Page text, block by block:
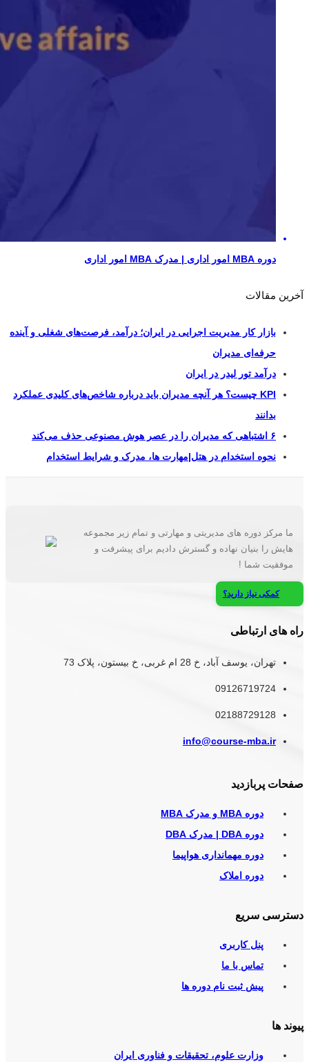
دوره MBA امور اداری | مدرک MBA امور اداری
آخرین مقالات
بازار کار مدیریت اجرایی در ایران؛ درآمد، فرصت‌های شغلی و آینده
حرفه‌ای مدیران
درآمد تور لیدر در ایران
KPI چیست؟ هر آنچه مدیران باید درباره شاخص‌های کلیدی عملکرد
بدانند
۶ اشتباهی که مدیران را در عصر هوش مصنوعی حذف می‌کند
نحوه استخدام در هتل|مهارت ها، مدرک و شرایط استخدام
ما مرکز دوره های مدیریتی و مهارتی و تمام زیر مجموعه
هایش را بنیان نهاده و گسترش دادیم برای پیشرفت و
موفقیت شما !
کمکی نیاز دارید؟
راه های ارتباطی
تهران، یوسف آباد، خ 28 ام غربی، خ بیستون، پلاک 73
09126719724
02188729128
info@course-mba.ir
صفحات پربازدید
دوره MBA و مدرک MBA
دوره DBA | مدرک DBA
دوره مهمانداری هواپیما
دوره املاک
دسترسی سریع
پنل کاربری
تماس با ما
پیش ثبت نام دوره ها
پیوند ها
وزارت علوم، تحقیقات و فناوری ایران